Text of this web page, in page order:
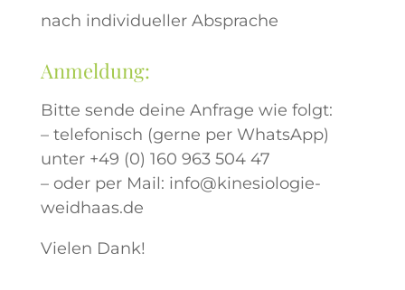
nach individueller Absprache
Anmeldung:
Bitte sende deine Anfrage wie folgt:
– telefonisch (gerne per WhatsApp)
unter +49 (0) 160 963 504 47
– oder per Mail: info@kinesiologie-
weidhaas.de
Vielen Dank!